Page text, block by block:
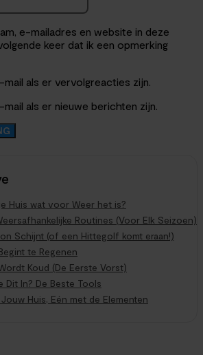
e-mailadres en website in deze
keer dat ik een opmerking
mail als er vervolgreacties zijn.
mail als er nieuwe berichten zijn.
Huis wat voor Weer het is?
Routines (Voor Elk Seizoen)
Schijnt (of een Hittegolf komt eraan!)
te Regenen
Koud (De Eerste Vorst)
Dit In? De Beste Tools
Huis, Eén met de Elementen